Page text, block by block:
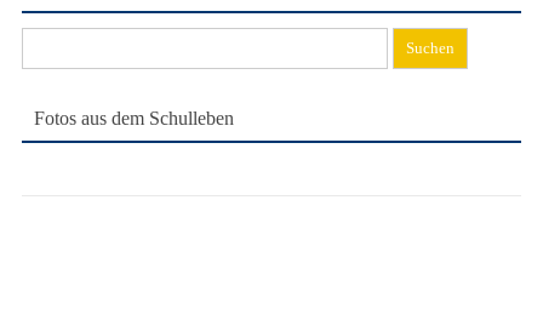
nach:
Fotos aus dem Schulleben